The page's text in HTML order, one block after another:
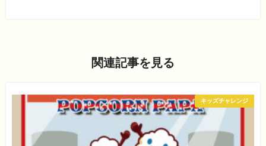
関連記事を見る
キッズチャレンジ